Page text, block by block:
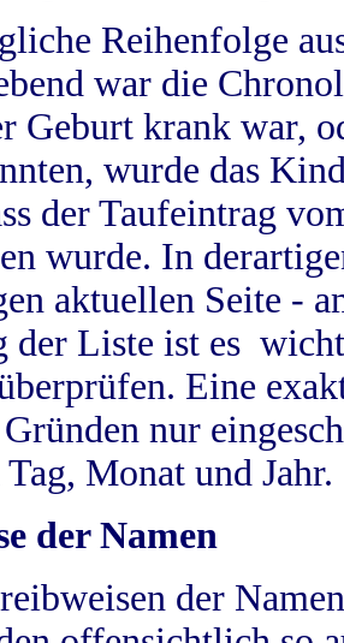
Reihenfolge
war die
Geburt krank war,
wurde das
der Taufeintrag
wurde. In
aktuellen Seite -
der Liste ist es
Eine
nur
Monat und Jahr.
der Namen
der